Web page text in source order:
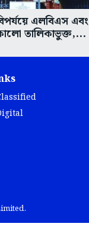
এলবিএস এবং
তালিকাভুক্ত,...